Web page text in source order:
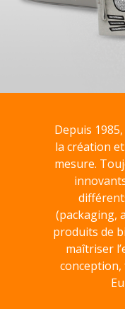
Depuis
la création
mesure.
(packaging,
produits de
maîtriser
conception,